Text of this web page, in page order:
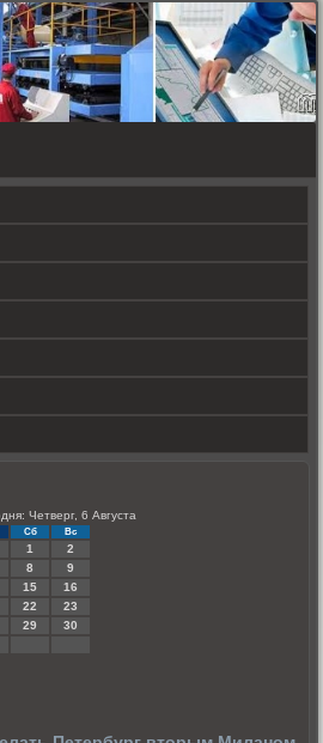
Четверг, 6 Августа
Сб Вс
1
2
8
9
15
16
22
23
29
30